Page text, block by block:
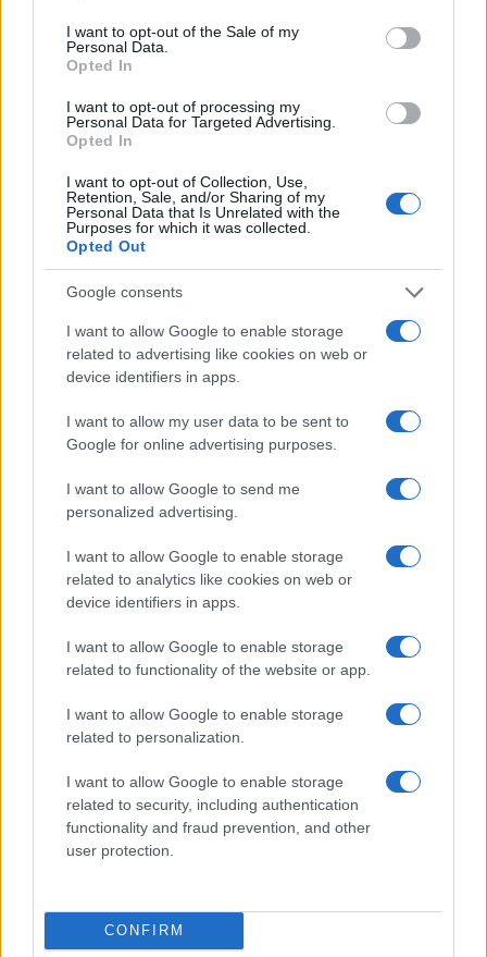
consent section.
I want to opt-out of the Sale of my
Personal Data.
Opted In
I want to opt-out of processing my
Personal Data for Targeted Advertising.
Opted In
I want to opt-out of Collection, Use,
Retention, Sale, and/or Sharing of my
Personal Data that Is Unrelated with the
Purposes for which it was collected.
Opted Out
Google consents
I want to allow Google to enable storage
related to advertising like cookies on web or
device identifiers in apps.
I want to allow my user data to be sent to
Google for online advertising purposes.
I want to allow Google to send me
personalized advertising.
I want to allow Google to enable storage
related to analytics like cookies on web or
device identifiers in apps.
I want to allow Google to enable storage
related to functionality of the website or app.
I want to allow Google to enable storage
related to personalization.
I want to allow Google to enable storage
related to security, including authentication
functionality and fraud prevention, and other
user protection.
CONFIRM
Continua a leggere
GUIDE SHOPPING
Live shopping: come valutare qualità, prezzo e valore
Davide Ferraro · 8 Ago 2026
GUIDE SHOPPING
Guida completa al second hand: marketplace,
mercatini e cura capi